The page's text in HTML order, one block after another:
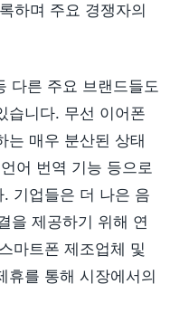
하며 주요 경쟁자의
다른 주요 브랜드들도
습니다. 무선 이어폰
는 매우 분산된 상태
어 번역 기능 등으로
기업들은 더 나은 음
을 제공하기 위해 연
마트폰 제조업체 및
휴를 통해 시장에서의